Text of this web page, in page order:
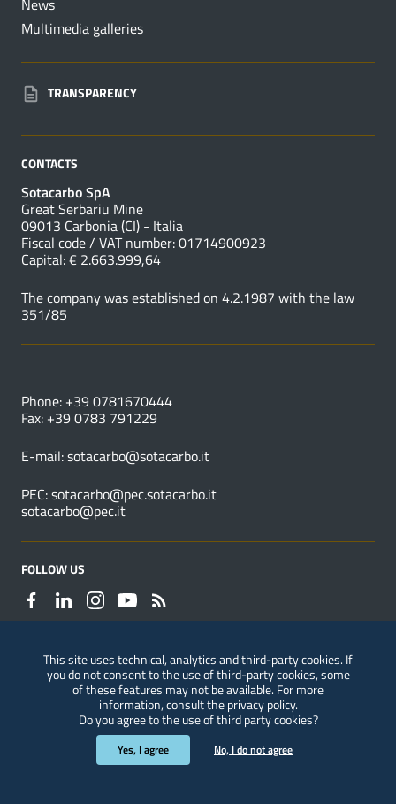
News
Multimedia galleries
TRANSPARENCY
CONTACTS
Sotacarbo SpA
Great Serbariu Mine
09013 Carbonia (CI) - Italia
Fiscal code / VAT number: 01714900923
Capital: € 2.663.999,64
The company was established on 4.2.1987 with the law
351/85
Phone: +39 0781670444
Fax: +39 0783 791229
E-mail:sotacarbo@sotacarbo.it
PEC:sotacarbo@pec.sotacarbo.it
sotacarbo@pec.it
FOLLOW US
Reporting of violations
Useful Links Section
Legal notices | Accessibility |
This site uses technical, analytics and third-party cookies. If
you do not consent to the use of third-party cookies, some
of these features may not be available. For more
information, consult theprivacy policy.
Do you agree to the use of third party cookies?
Yes, I agree No, I do not agree